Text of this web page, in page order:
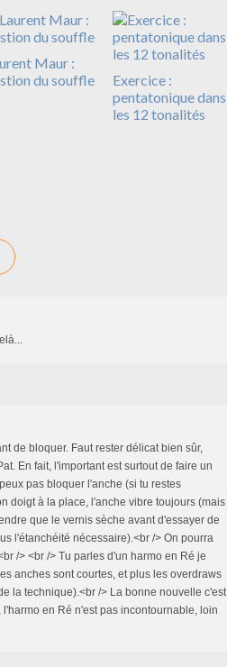
Maur :
du souffle
Exercice :
pentatonique dans
les 12 tonalités
de bloquer. Faut rester délicat bien sûr,
En fait, l'important est surtout de faire un
pas bloquer l'anche (si tu restes
doigt à la place, l'anche vibre toujours (mais
que le vernis sèche avant d'essayer de
l'étanchéité nécessaire).<br /> On pourra
/> <br /> Tu parles d'un harmo en Ré je
anches sont courtes, et plus les overdraws
la technique).<br /> La bonne nouvelle c'est
en Ré n'est pas incontournable, loin